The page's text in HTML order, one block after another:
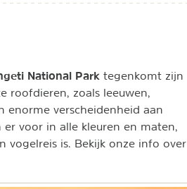
National Park tegenkomt zijn
roofdieren, zoals leeuwen,
enorme verscheidenheid aan
voor in alle kleuren en maten,
vogelreis is. Bekijk onze info over